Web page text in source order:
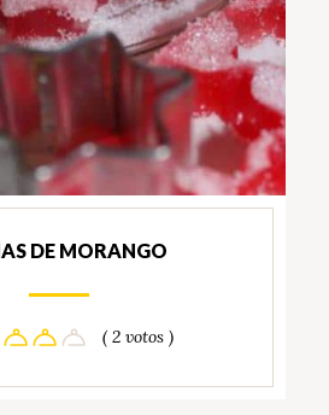
DE MORANGO
( 2 votos )